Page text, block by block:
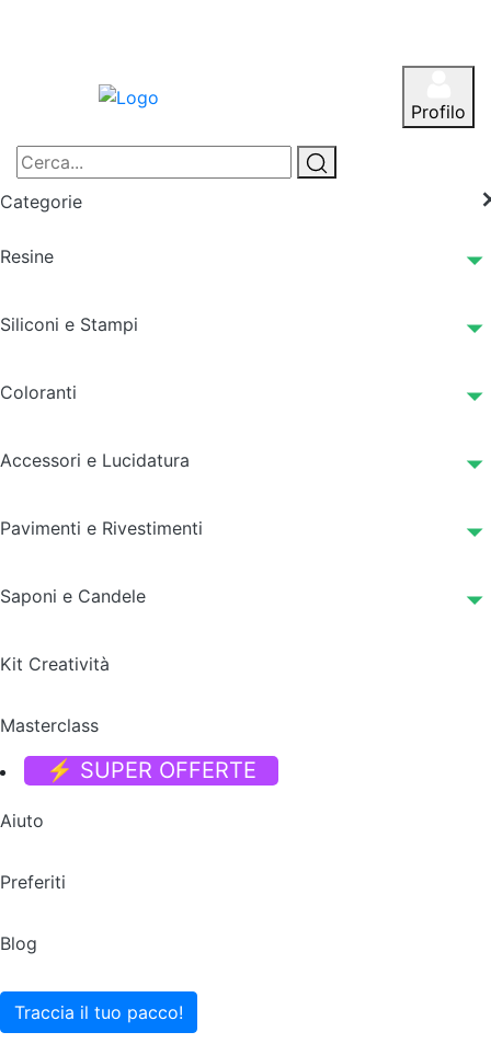
Profilo
Categorie
Resine
Siliconi e Stampi
Coloranti
Accessori e Lucidatura
Pavimenti e Rivestimenti
Saponi e Candele
Kit Creatività
Masterclass
⚡ SUPER OFFERTE
Aiuto
Preferiti
Blog
Traccia il tuo pacco!